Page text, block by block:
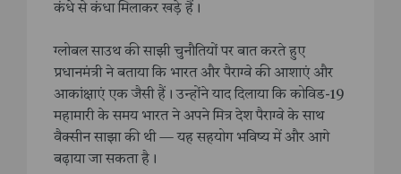
कंधे से कंधा मिलाकर खड़े हैं।
ग्लोबल साउथ की साझी चुनौतियों पर बात करते हुए
प्रधानमंत्री ने बताया कि भारत और पैराग्वे की आशाएं और
आकांक्षाएं एक जैसी हैं। उन्होंने याद दिलाया कि कोविड-19
महामारी के समय भारत ने अपने मित्र देश पैराग्वे के साथ
वैक्सीन साझा की थी — यह सहयोग भविष्य में और आगे
बढ़ाया जा सकता है।